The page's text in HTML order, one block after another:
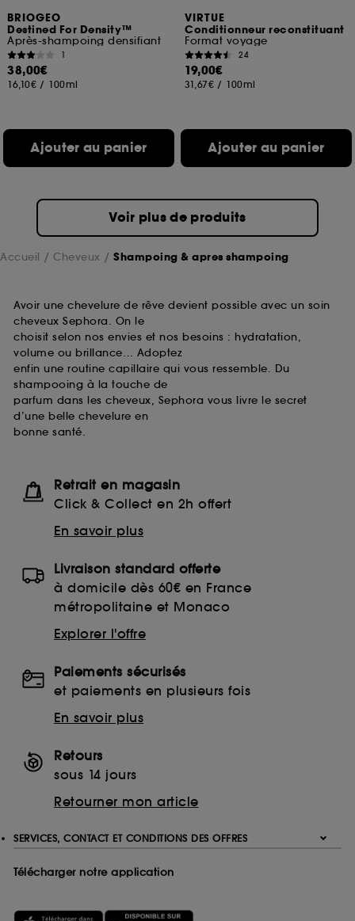
BRIOGEO
Destined For Density™
Après-shampoing densifiant
1
38,00€
16,10€ / 100ml
Ajouter au panier
VIRTUE
Conditionneur reconstituant
Format voyage
24
19,00€
31,67€ / 100ml
Ajouter au panier
Voir plus de produits
Accueil Cheveux Shampoing & apres shampoing
Avoir une chevelure de rêve devient possible avec un soin
cheveux Sephora. On le
choisit selon nos envies et nos besoins : hydratation,
volume ou brillance… Adoptez
enfin une routine capillaire qui vous ressemble. Du
shampooing à la touche de
parfum dans les cheveux, Sephora vous livre le secret
d’une belle chevelure en
bonne santé.
Retrait en magasin
Click & Collect en 2h offert
En savoir plus
Livraison standard offerte
à domicile dès 60€ en France
métropolitaine et Monaco
Explorer l'offre
Paiements sécurisés
et paiements en plusieurs fois
En savoir plus
Retours
sous 14 jours
Retourner mon article
SERVICES, CONTACT ET CONDITIONS DES OFFRES
Télécharger notre application